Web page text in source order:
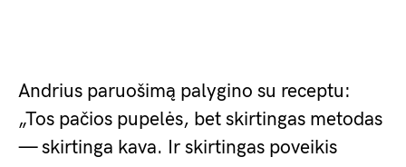
Andrius paruošimą palygino su receptu:
„Tos pačios pupelės, bet skirtingas metodas
— skirtinga kava. Ir skirtingas poveikis